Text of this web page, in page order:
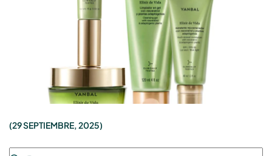
29 SEPTIEMBRE, 2025
El poder de cambiar el futuro de tu piel está en